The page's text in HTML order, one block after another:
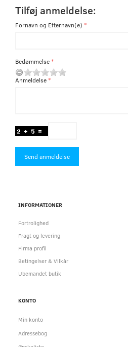
Tilføj anmeldelse:
Fornavn og Efternavn(e)
Bedømmelse
Anmeldelse
Send anmeldelse
INFORMATIONER
Fortrolighed
Fragt og levering
Firma profil
Betingelser & Vilkår
Ubemandet butik
KONTO
Min konto
Adressebog